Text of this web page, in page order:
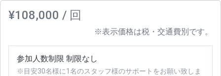
¥108,000 / 回
※表示価格は税・交通費別です。
参加人数制限 制限なし
※目安30名様に1名のスタッフ様のサポートをお願い致しま